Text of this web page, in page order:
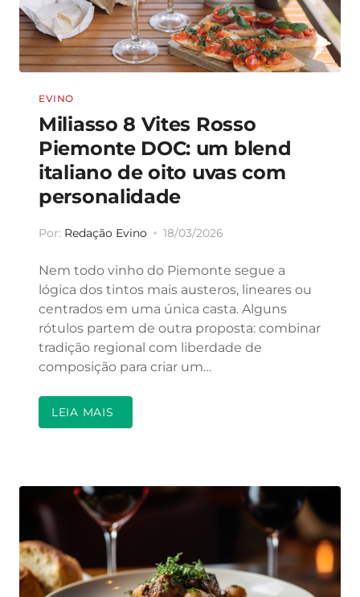
EVINO
Miliasso 8 Vites Rosso
Piemonte DOC: um blend
italiano de oito uvas com
personalidade
Por: Redação Evino 18/03/2026
Nem todo vinho do Piemonte segue a
lógica dos tintos mais austeros, lineares ou
centrados em uma única casta. Alguns
rótulos partem de outra proposta: combinar
tradição regional com liberdade de
composição para criar um…
LEIA MAIS